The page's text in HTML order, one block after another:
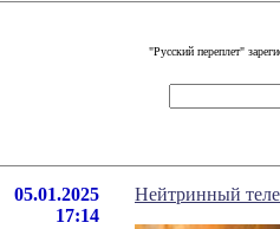
"Русский переплет"
05.01.2025
17:14
Нейтринный